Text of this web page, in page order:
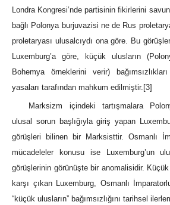
Londra Kongresi’nde partisinin fikirlerini
bağlı Polonya burjuvazisi ne de Rus
proletaryası ulusalcıydı ona göre. Bu
Luxemburg’a göre, küçük ulusların
Bohemya örneklerini verir)
yasaları tarafından mahkum edilmiştir. [3]
Marksizm içindeki tartışmalara
ulusal sorun başlığıyla giriş yapan
görüşleri bilinen bir Marksisttir. Osmanlı
mücadeleler konusu ise Luxemburg’un
görüşlerinin görünüşte bir anomalisidir. Küçük
karşı çıkan Luxemburg, Osmanlı
“küçük ulusların” bağımsızlığını tarihsel